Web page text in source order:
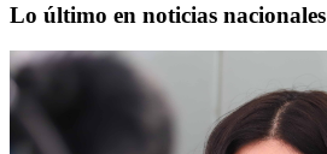
Lo último en noticias nacionales